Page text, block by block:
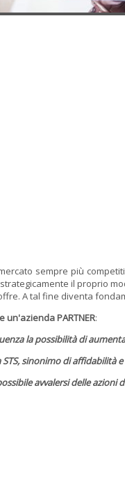
sempre più
il proprio
A tal fine diventa
un'azienda PARTNER:
la possibilità di
sinonimo di affidabilità
avvalersi delle azioni